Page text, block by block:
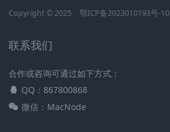
Copyright © 2025 鄂ICP备2023010193号-10
联系我们
合作或咨询可通过如下方式：
QQ：867800868
微信：MacNode